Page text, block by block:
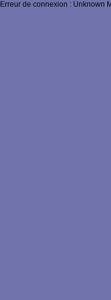
Erreur de connexion : Unknown